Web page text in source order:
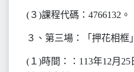
(３)課程代碼：4766132。
３、第三場：「押花相框」
(１)時間：：113年12月25